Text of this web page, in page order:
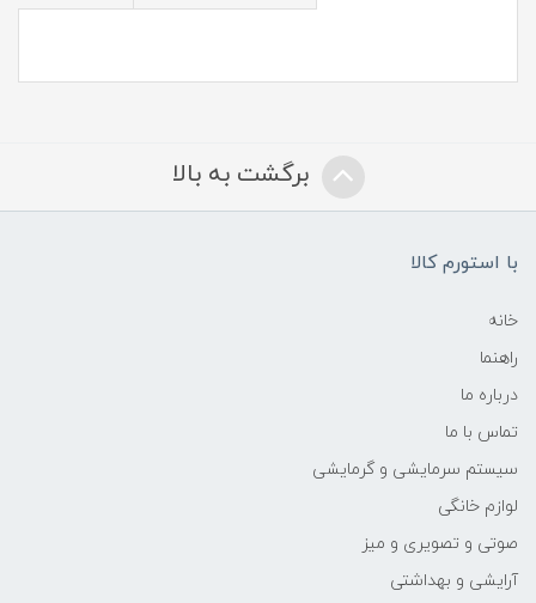
برگشت به بالا
با استورم کالا
خانه
راهنما
درباره ما
تماس با ما
سیستم سرمایشی و گرمایشی
لوازم خانگی
صوتی و تصویری و میز
آرایشی و بهداشتی